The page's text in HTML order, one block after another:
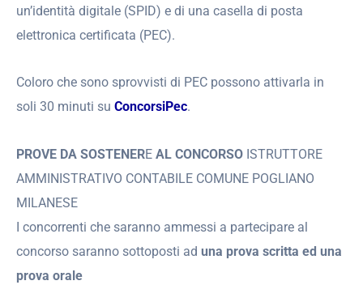
un’identità digitale (SPID) e di una casella di posta
elettronica certificata (PEC).
Coloro che sono sprovvisti di PEC possono attivarla in
soli 30 minuti su ConcorsiPec.
PROVE DA SOSTENERE AL CONCORSO ISTRUTTORE
AMMINISTRATIVO CONTABILE COMUNE POGLIANO
MILANESE
I concorrenti che saranno ammessi a partecipare al
concorso saranno sottoposti ad una prova scritta ed una
prova orale